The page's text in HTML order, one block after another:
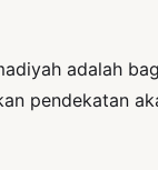
adalah
pendekatan